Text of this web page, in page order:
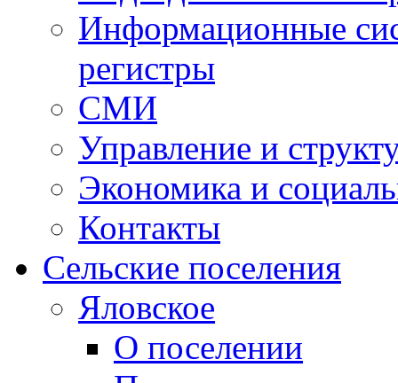
Информационные
регистры
СМИ
Управление и
Экономика и
Контакты
Сельские поселения
Яловское
О поселении